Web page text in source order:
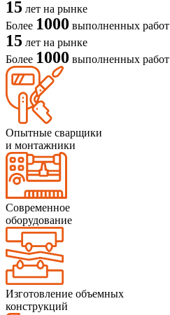
15 лет на рынке
Более 1000 выполненных работ
15 лет на рынке
Более 1000 выполненных работ
Опытные сварщики
и монтажники
Современное
оборудование
Изготовление объемных
конструкций